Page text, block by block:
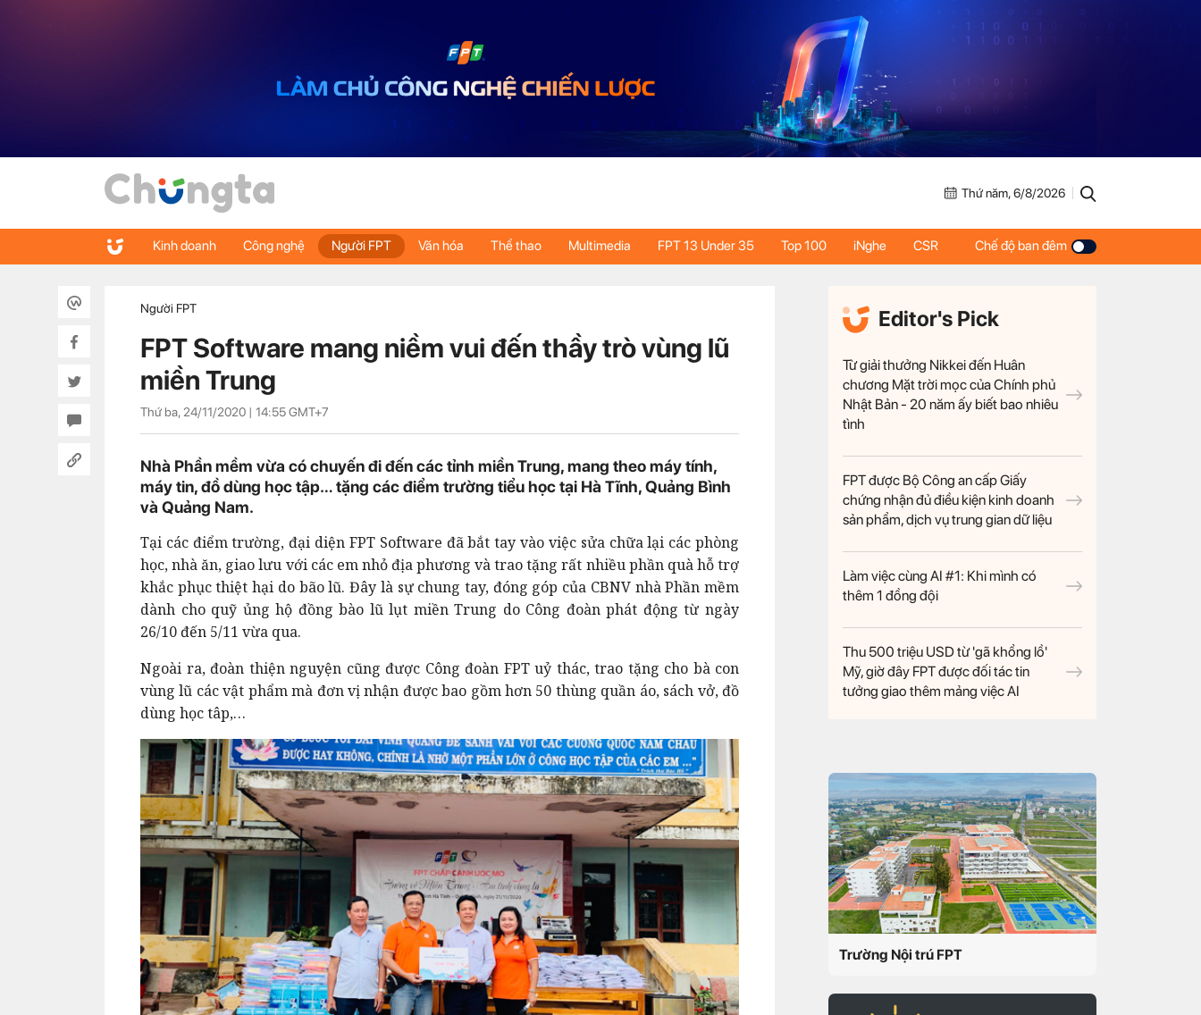
Thứ năm, 6/8/2026
Kinh doanh Công nghệ Người FPT Văn hóa Thể thao Multimedia FPT 13 Under 35 Top 100 iNghe CSR Chế độ ban đêm
Người FPT
FPT Software mang niềm vui đến thầy trò vùng lũ
miền Trung
Thứ ba, 24/11/2020 | 14:55GMT+7
Nhà Phần mềm vừa có chuyến đi đến các tỉnh miền Trung, mang theo máy tính,
máy tin, đồ dùng học tập… tặng các điểm trường tiểu học tại Hà Tĩnh, Quảng Bình
và Quảng Nam.
Tại các điểm trường, đại diện FPT Software đã bắt tay vào việc sửa chữa lại các phòng
học, nhà ăn, giao lưu với các em nhỏ địa phương và trao tặng rất nhiều phần quà hỗ trợ
khắc phục thiệt hại do bão lũ. Đây là sự chung tay, đóng góp của CBNV nhà Phần mềm
dành cho quỹ ủng hộ đồng bào lũ lụt miền Trung do Công đoàn phát động từ ngày
26/10 đến 5/11 vừa qua.
Ngoài ra, đoàn thiện nguyện cũng được Công đoàn FPT uỷ thác, trao tặng cho bà con
vùng lũ các vật phẩm mà đơn vị nhận được bao gồm hơn 50 thùng quần áo, sách vở, đồ
dùng học tâp,…
Editor's Pick
Từ giải thưởng Nikkei đến Huân
chương Mặt trời mọc của Chính phủ
Nhật Bản - 20 năm ấy biết bao nhiêu
tình
FPT được Bộ Công an cấp Giấy
chứng nhận đủ điều kiện kinh doanh
sản phẩm, dịch vụ trung gian dữ liệu
Làm việc cùng AI #1: Khi mình có
thêm 1 đồng đội
Thu 500 triệu USD từ 'gã khổng lồ'
Mỹ, giờ đây FPT được đối tác tin
tưởng giao thêm mảng việc AI
Trường Nội trú FPT